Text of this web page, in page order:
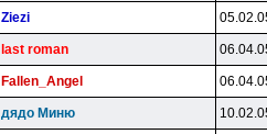
Ziezi
last roman
Fallen_Angel
дядo Mиню